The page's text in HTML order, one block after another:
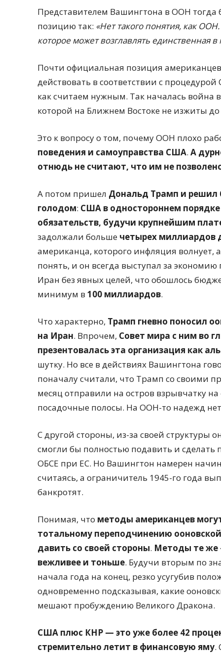
Представителем Вашингтона в ООН
позицию так: «Нет такого понятия, как
которое может возглавлять единственная
Почти официальная позиция
действовать в соответствии с
как считаем нужным. Так началась война
которой на Ближнем Востоке не изжиты до
Это к вопросу о том, почему ООН плохо
поведения и самоуправства США. А
отнюдь не считают, что им не
А потом пришел Дональд Трамп и решил
голодом: США в одностороннем
обязательств, будучи крупнейшим
задолжали больше четырех миллиардов
американца, которого инфляция волнует,
понять, и он всегда выступал за экономию
Иран без явных целей, что обошлось
минимум в 100 миллиардов.
Что характерно, Трамп гневно поносил
на Иран. Впрочем, Совет мира с ним во
презентовалась эта организация как
шутку. Но все в действиях Вашингтона
поначалу считали, что Трамп со своими
месяц отправили на остров взрывчатку
посадочные полосы. На ООН-то надежд
С другой стороны, из-за своей структуры
смогли бы полностью подавить и сделать
ОБСЕ при ЕС. Но Вашингтон намерен
считаясь, а ограничитель 1945-го года
банкротят.
Понимая, что методы американцев
тотальному переподчинению
давить со своей стороны. Методы те же
вежливее и тоньше. Будучи вторым по
начала года на конец, резко усугубив
одновременно подсказывая, какие
мешают пробуждению Великого Дракона.
США плюс КНР — это уже более 42
стремительно летит в финансовую яму.